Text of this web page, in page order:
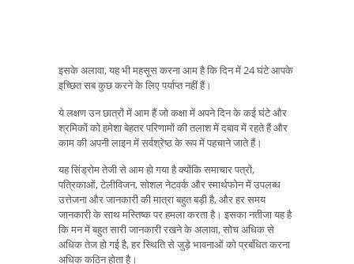
इसके अलावा, यह भी महसूस करना आम है कि दिन में 24 घंटे आपके
इच्छित सब कुछ करने के लिए पर्याप्त नहीं हैं।
ये लक्षण उन छात्रों में आम हैं जो कक्षा में अपने दिन के कई घंटे और
श्रमिकों को हमेशा बेहतर परिणामों की तलाश में दबाव में रहते हैं और
काम की अपनी लाइन में सर्वश्रेष्ठ के रूप में पहचाने जाते हैं।
यह सिंड्रोम तेजी से आम हो गया है क्योंकि समाचार पत्रों,
पत्रिकाओं, टेलीविजन, सोशल नेटवर्क और स्मार्थफोन में उपलब्ध
उत्तेजना और जानकारी की मात्रा बहुत बड़ी है, और हर समय
जानकारी के साथ मस्तिष्क पर हमला करता है। इसका नतीजा यह है
कि मन में बहुत सारी जानकारी रखने के अलावा, सोच अधिक से
अधिक तेज हो गई है, हर स्थिति से जुड़े भावनाओं को प्रबंधित करना
अधिक कठिन होता है।